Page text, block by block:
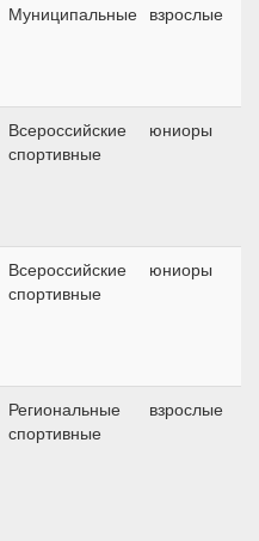
Муниципальные взрослые
Всероссийские
спортивные
юниоры
Всероссийские
спортивные
юниоры
Региональные
спортивные
взрослые